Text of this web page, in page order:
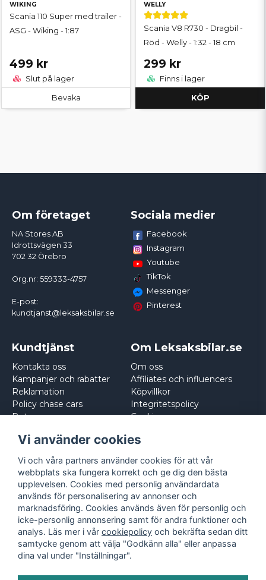
WIKING
Scania 110 Super med trailer -
ASG - Wiking - 1:87
499 kr
Slut på lager
Bevaka
WELLY
Scania V8 R730 - Dragbil -
Röd - Welly - 1:32 - 18 cm
299 kr
Finns i lager
KÖP
Om företaget
NA Stores AB
Idrottsvägen 33
702 32 Örebro
Org.nr: 559333-4757
E-post:
kundtjanst@leksaksbilar.se
Sociala medier
Facebook
Instagram
Youtube
TikTok
Messenger
Pinterest
Kundtjänst
Kontakta oss
Kampanjer och rabatter
Reklamation
Policy chase cars
Returnera
Om Leksaksbilar.se
Om oss
Affiliates och influencers
Köpvillkor
Integritetspolicy
Cookies
Vi använder cookies
Vi och våra partners använder cookies för att vår
webbplats ska fungera korrekt och ge dig den bästa
upplevelsen. Cookies med personlig användardata
används för personalisering av annonser och
marknadsföring. Cookies används även för personlig och
icke-personlig annonsering samt för andra funktioner och
analys. Läs mer i vår cookiepolicy och bekräfta sedan ditt
samtycke genom att välja "Godkänn alla" eller anpassa
dina val under "Inställningar".